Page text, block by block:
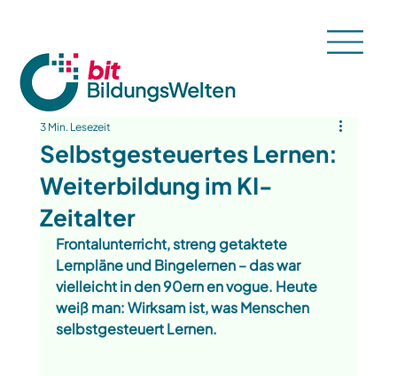
Selbstgesteuertes Lernen:
Weiterbildung im KI-
Zeitalter
3 Min. Lesezeit
Frontalunterricht, streng getaktete
Lernpläne und Bingelernen – das war
vielleicht in den 90ern en vogue. Heute
weiß man: Wirksam ist, was Menschen
selbstgesteuert Lernen.